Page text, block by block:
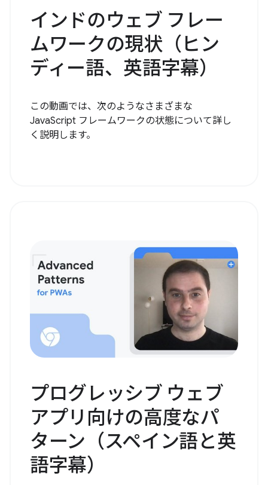
インドのウェブ フレー
ムワークの現状（ヒン
ディー語、英語字幕）
この動画では、次のようなさまざまな
JavaScript フレームワークの状態について詳し
く説明します。
プログレッシブ ウェブ
アプリ向けの高度なパ
ターン（スペイン語と英
語字幕）